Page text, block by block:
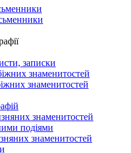
записки
знаменитостей
знаменитостей
знаменитостей
подіями
знаменитостей